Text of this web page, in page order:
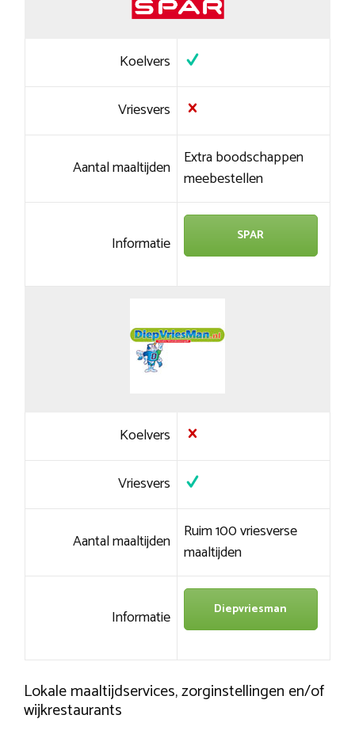
Koelvers
Vriesvers
Aantal maaltijden Extra boodschappen
meebestellen
Informatie SPAR
Koelvers
Vriesvers
Aantal maaltijden Ruim 100 vriesverse
maaltijden
Informatie Diepvriesman
Lokale maaltijdservices, zorginstellingen en/of
wijkrestaurants